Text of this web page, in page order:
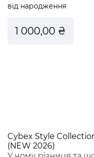
від народження
1 000,00 ₴
Cybex Style
(NEW 2026)